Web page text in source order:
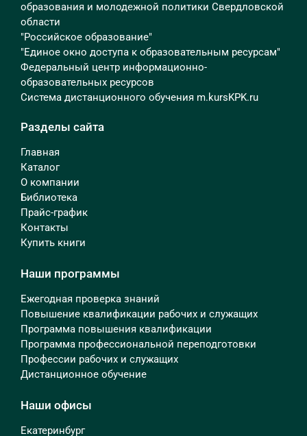
образования и молодежной политики Свердловской
области
"Российское образование"
"Единое окно доступа к образовательным ресурсам"
Федеральный центр информационно-
образовательных ресурсов
Система дистанционного обучения m.kursKPK.ru
Разделы сайта
Главная
Каталог
О компании
Библиотека
Прайс-график
Контакты
Купить книги
Наши программы
Ежегодная проверка знаний
Повышение квалификации рабочих и служащих
Программа повышения квалификации
Программа профессиональной переподготовки
Профессии рабочих и служащих
Дистанционное обучение
Наши офисы
Екатеринбург